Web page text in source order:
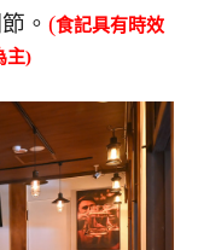
。 (食記具有時效
主)